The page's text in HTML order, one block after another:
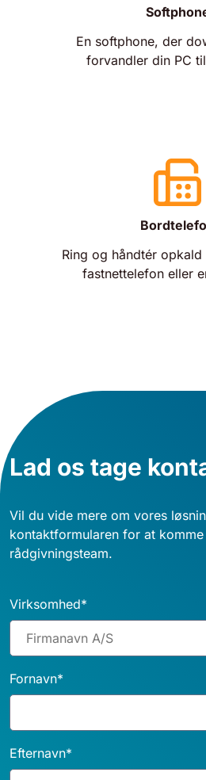
En softphone, der
forvandler din PC
Ring og håndtér
fastnettelefon eller
Lad os tage
Vil du vide mere om vores
kontaktformularen for at
rådgivningsteam.
Virksomhed*
Fornavn*
Efternavn*